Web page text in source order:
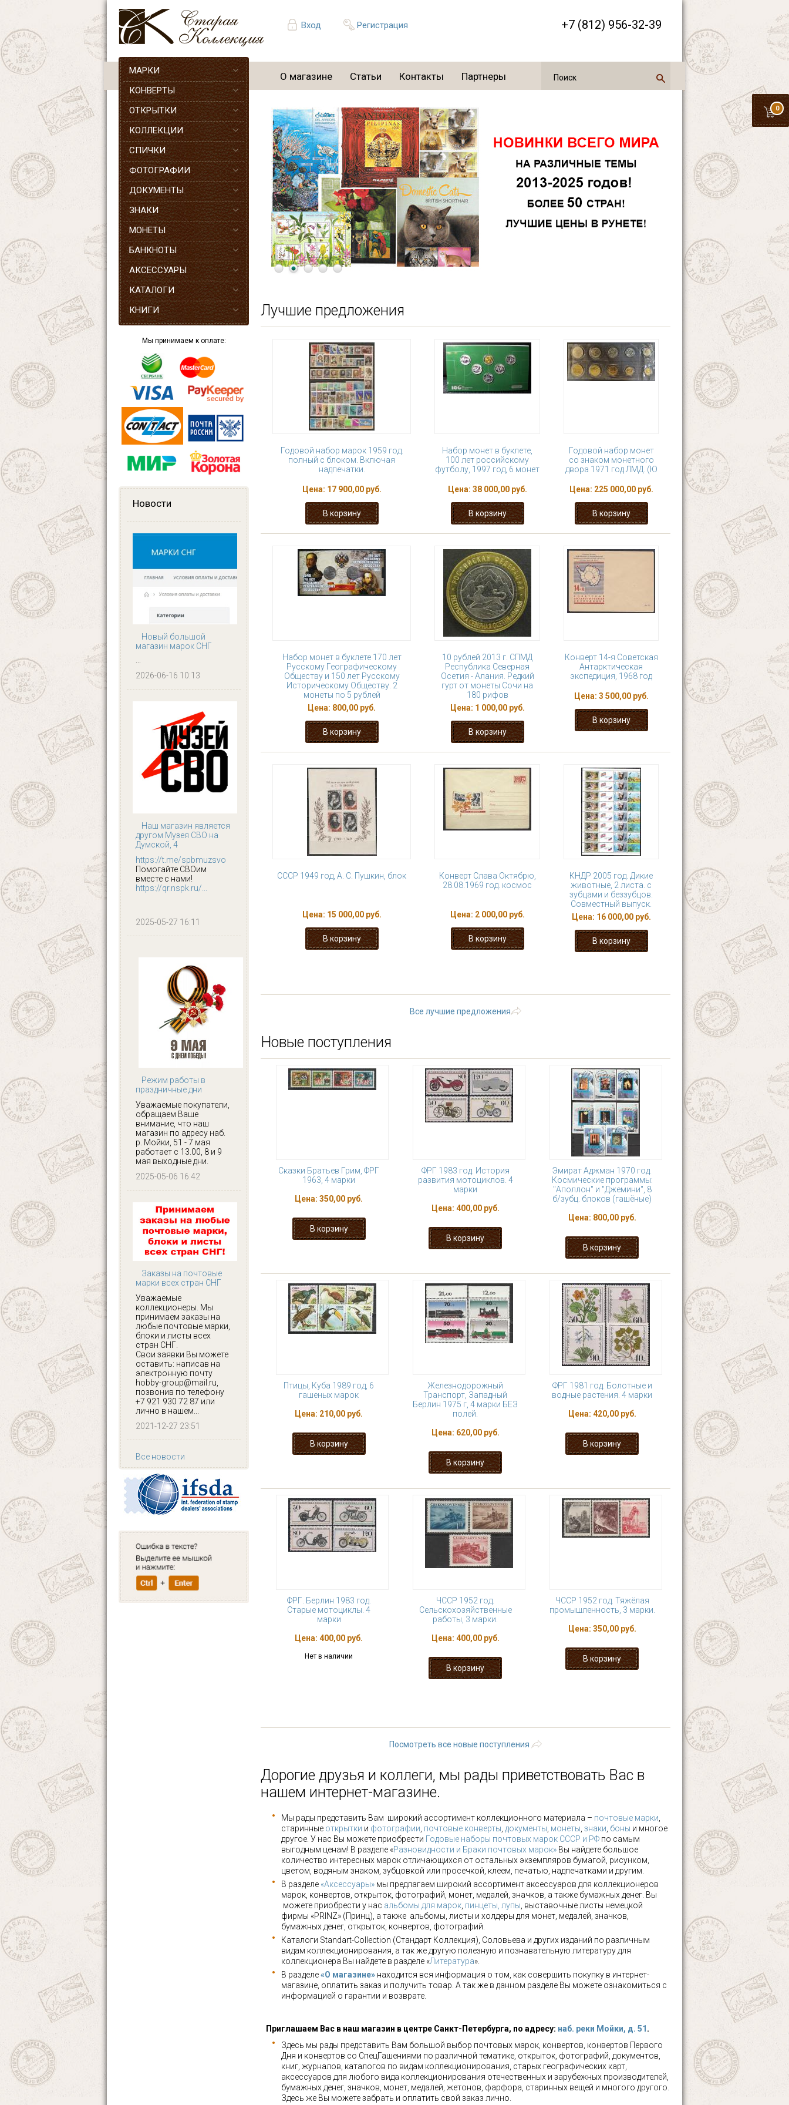
Вход Регистрация +7 (812) 956-32-39
0
О магазине Статьи Контакты Партнеры
МАРКИ
КОНВЕРТЫ
ОТКРЫТКИ
КОЛЛЕКЦИИ
СПИЧКИ
ФОТОГРАФИИ
ДОКУМЕНТЫ
ЗНАКИ
МОНЕТЫ
БАНКНОТЫ
АКСЕССУАРЫ
КАТАЛОГИ
КНИГИ
Мы принимаем к оплате:
Новости
Новый большой
магазин марок СНГ
...
2026-06-16 10:13
Наш магазин является
другом Музея СВО на
Думской, 4
https://t.me/spbmuzsvo
Помогайте СВОим
вместе с нами!
https://qr.nspk.ru/...
2025-05-27 16:11
Режим работы в
праздничные дни
Уважаемые покупатели,
обращаем Ваше
внимание, что наш
магазин по адресу наб.
р. Мойки, 51 - 7 мая
работает с 13.00, 8 и 9
мая выходные дни.
2025-05-06 16:42
Заказы на почтовые
марки всех стран СНГ
Уважаемые
коллекционеры. Мы
принимаем заказы на
любые почтовые марки,
блоки и листы всех
стран СНГ.
Свои заявки Вы можете
оставить: написав на
электронную почту
hobby-group@mail.ru,
позвонив по телефону
+7 921 930 72 87 или
лично в нашем...
2021-12-27 23:51
Все новости
Лучшие предложения
Годовой набор марок 1959 год.
полный с блоком. Включая
надпечатки.
Цена: 17 900,00 руб.
Набор монет в буклете,
100 лет российскому
футболу, 1997 год, 6 монет
Цена: 38 000,00 руб.
Годовой набор монет
со знаком монетного
двора 1971 год ЛМД. (Ю
Цена: 225 000,00 руб.
Набор монет в буклете 170 лет
Русскому Географическому
Обществу и 150 лет Русскому
Историческому Обществу. 2
монеты по 5 рублей
Цена: 800,00 руб.
10 рублей 2013 г. СПМД
Республика Северная
Осетия - Алания. Редкий
гурт от монеты Сочи на
180 рифов
Цена: 1 000,00 руб.
Конверт 14-я Советская
Антарктическая
экспедиция, 1968 год
Цена: 3 500,00 руб.
СССР 1949 год, А. С. Пушкин, блок
Цена: 15 000,00 руб.
Конверт Слава Октябрю,
28.08.1969 год. космос
Цена: 2 000,00 руб.
КНДР 2005 год. Дикие
животные, 2 листа. с
зубцами и беззубцов.
Совместный выпуск.
Цена: 16 000,00 руб.
Все лучшие предложения
Новые поступления
Сказки Братьев Грим, ФРГ
1963, 4 марки
Цена: 350,00 руб.
ФРГ 1983 год. История
развития мотоциклов. 4
марки
Цена: 400,00 руб.
Эмират Аджман 1970 год.
Космические программы:
"Аполлон" и "Джемини", 8
б/зубц. блоков (гашёные)
Цена: 800,00 руб.
Птицы, Куба 1989 год, 6
гашеных марок
Цена: 210,00 руб.
Железнодорожный
Транспорт, Западный
Берлин 1975 г, 4 марки БЕЗ
полей.
Цена: 620,00 руб.
ФРГ 1981 год. Болотные и
водные растения. 4 марки
Цена: 420,00 руб.
ФРГ. Берлин 1983 год.
Старые мотоциклы. 4
марки
Цена: 400,00 руб.
Нет в наличии
ЧССР 1952 год.
Сельскохозяйственные
работы, 3 марки.
Цена: 400,00 руб.
ЧССР 1952 год. Тяжёлая
промышленность, 3 марки.
Цена: 350,00 руб.
Посмотреть все новые поступления
Дорогие друзья и коллеги, мы рады приветствовать Вас в
нашем интернет-магазине.
Мы рады представить Вам широкий ассортимент коллекционного материала – почтовые марки
старинные открытки и фотографии почтовые конверты документы монеты знаки боны и многое
другое. У нас Вы можете приобрести Годовые наборы почтовых марок СССР и РФ по самым
выгодным ценам! В разделе «Разновидности и Браки почтовых марок» Вы найдете большое
количество интересных марок отличающихся от остальных экземпляров бумагой, рисунком,
цветом, водяным знаком, зубцовкой или просечкой, клеем, печатью, надпечатками и другим.
В разделе «Аксессуары» мы предлагаем широкий ассортимент аксессуаров для коллекционеров
марок, конвертов, открыток, фотографий, монет, медалей, значков, а также бумажных денег. Вы
можете приобрести у нас альбомы для марок пинцеты, лупы , выставочные листы немецкой
фирмы «PRINZ» (Принц), а также альбомы, листы и холдеры для монет, медалей, значков,
бумажных денег, открыток, конвертов, фотографий.
Каталоги Standart-Collection (Стандарт Коллекция), Соловьева и других изданий по различным
видам коллекционирования, а так же другую полезную и познавательную литературу для
коллекционера Вы найдете в разделе «Литература».
В разделе«О магазине» находится вся информация о том, как совершить покупку в интернет-
магазине, оплатить заказ и получить товар. А так же в данном разделе Вы можете ознакомиться с
информацией о гарантии и возврате.
Приглашаем Вас в наш магазин в центре Санкт-Петербурга, по адресу: наб. реки Мойки, д. 51 .
Здесь мы рады представить Вам большой выбор почтовых марок, конвертов, конвертов Первого
Дня и конвертов со СпецГашениями по различной тематике, открыток, фотографий, документов,
книг, журналов, каталогов по видам коллекционирования, старых географических карт,
аксессуаров для любого вида коллекционирования отечественных и зарубежных производителей,
бумажных денег, значков, монет, медалей, жетонов, фарфора, старинных вещей и многого другого.
Здесь же Вы можете забрать и оплатить свой заказ лично.